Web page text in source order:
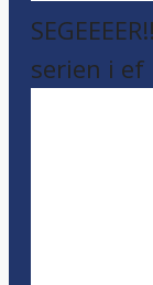
serien i ef